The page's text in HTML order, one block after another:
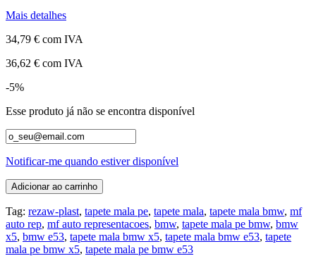
Mais detalhes
34,79 € com IVA
36,62 € com IVA
-5%
Esse produto já não se encontra disponível
Notificar-me quando estiver disponível
Adicionar ao carrinho
Tag: rezaw-plast, tapete mala pe, tapete mala, tapete mala bmw, mf
auto rep, mf auto representacoes, bmw, tapete mala pe bmw, bmw
x5, bmw e53, tapete mala bmw x5, tapete mala bmw e53, tapete
mala pe bmw x5, tapete mala pe bmw e53